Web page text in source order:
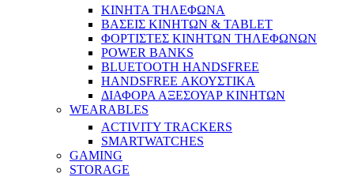
ΚΙΝΗΤΑ ΤΗΛΕΦΩΝΑ
ΒΑΣΕΙΣ ΚΙΝΗΤΩΝ & TABLET
ΦΟΡΤΙΣΤΕΣ ΚΙΝΗΤΩΝ ΤΗΛΕΦΩΝΩΝ
POWER BANKS
BLUETOOTH HANDSFREE
HANDSFREE ΑΚΟΥΣΤΙΚΑ
ΔΙΑΦΟΡΑ ΑΞΕΣΟΥΑΡ ΚΙΝΗΤΩΝ
WEARABLES
ACTIVITY TRACKERS
SMARTWATCHES
GAMING
STORAGE